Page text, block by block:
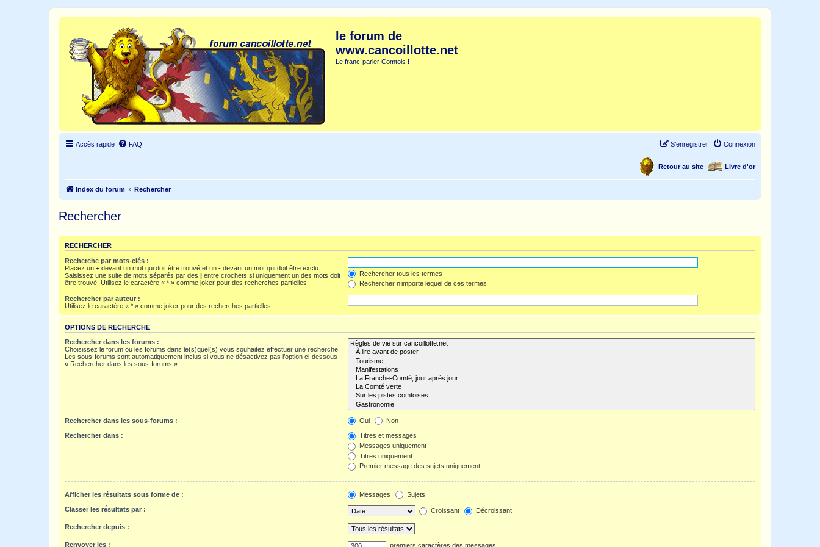
le forum de
www.cancoillotte.net
Le franc-parler Comtois !
Accès rapide FAQ Connexion
S’enregistrer
Livre d'or
Retour au site
Index du forum Rechercher
Rechercher
RECHERCHER
Recherche par mots-clés :
Placez un + devant un mot qui doit être trouvé et un - devant un mot qui doit être exclu.
Saisissez une suite de mots séparés par des | entre crochets si uniquement un des mots doit
être trouvé. Utilisez le caractère « * » comme joker pour des recherches partielles.
Rechercher tous les termes
Rechercher n’importe lequel de ces termes
Rechercher par auteur :
Utilisez le caractère « * » comme joker pour des recherches partielles.
OPTIONS DE RECHERCHE
Rechercher dans les forums :
Choisissez le forum ou les forums dans le(s)quel(s) vous souhaitez effectuer une recherche.
Les sous-forums sont automatiquement inclus si vous ne désactivez pas l’option ci-dessous
« Rechercher dans les sous-forums ».
Rechercher dans les sous-forums : Oui Non
Rechercher dans :
Titres et messages
Messages uniquement
Titres uniquement
Premier message des sujets uniquement
Afficher les résultats sous forme de : Messages Sujets
Classer les résultats par : Croissant Décroissant
Rechercher depuis :
Renvoyer les : premiers caractères des messages